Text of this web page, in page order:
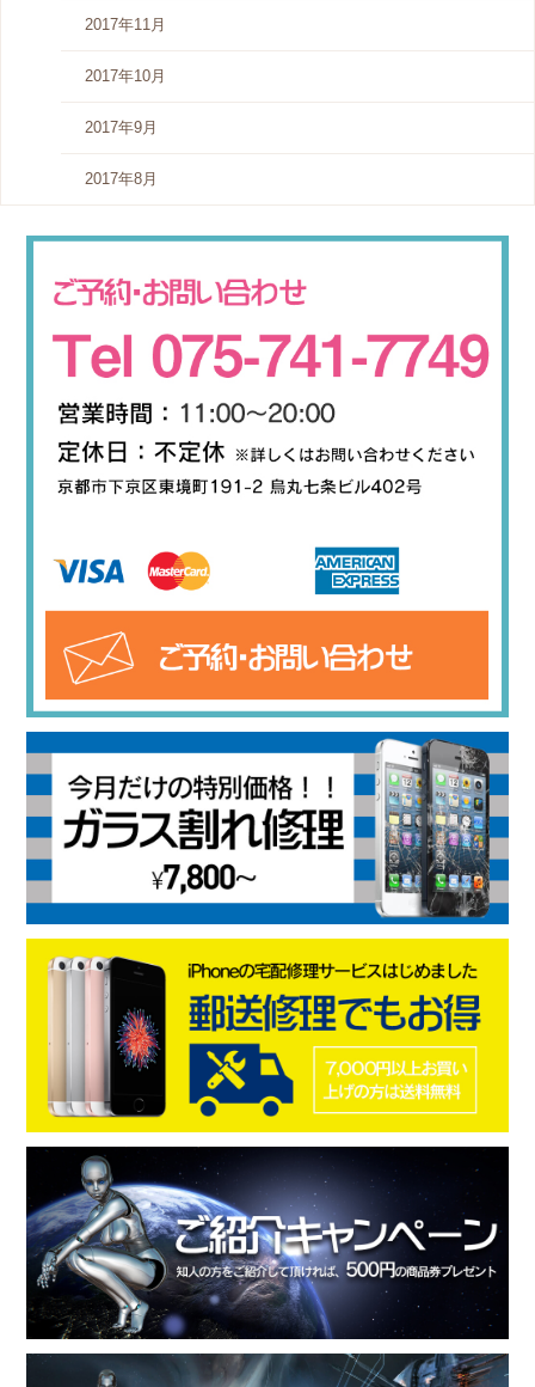
2017年11月
2017年10月
2017年9月
2017年8月